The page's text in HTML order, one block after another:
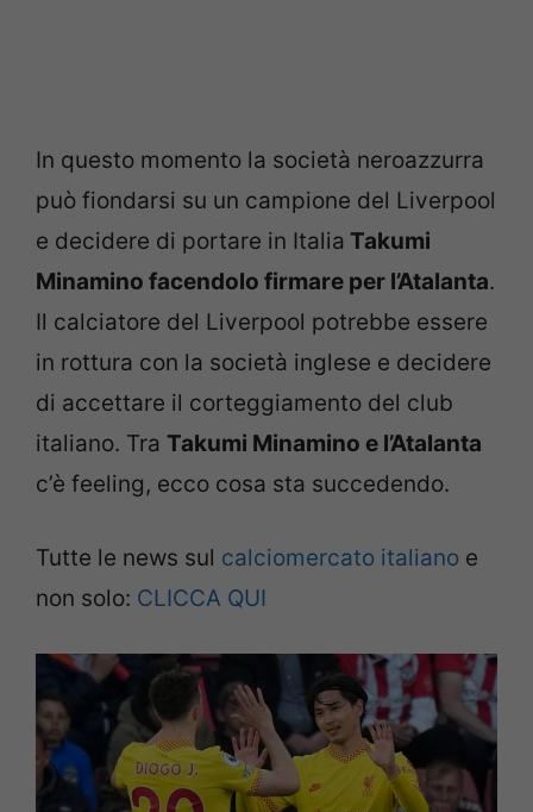
In questo momento la società neroazzurra
può fiondarsi su un campione del Liverpool
e decidere di portare in Italia Takumi
Minamino facendolo firmare per l’Atalanta.
Il calciatore del Liverpool potrebbe essere
in rottura con la società inglese e decidere
di accettare il corteggiamento del club
italiano. Tra Takumi Minamino e l’Atalanta
c’è feeling, ecco cosa sta succedendo.
Tutte le news sul calciomercato italiano e
non solo: CLICCA QUI